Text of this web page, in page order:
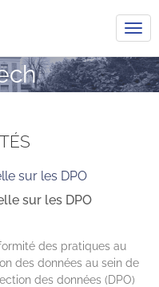
sur les DPO
des pratiques au
des données au sein de
des données (DPO)